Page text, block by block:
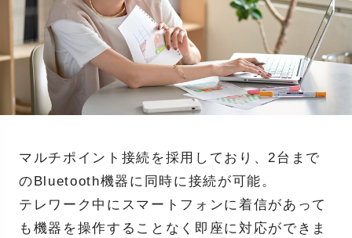
マルチポイント接続を採用しており、2台まで
のBluetooth機器に同時に接続が可能。
テレワーク中にスマートフォンに着信があって
も機器を操作することなく即座に対応ができま